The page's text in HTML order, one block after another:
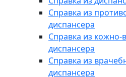
Справка из
диспансера
Справка из кожно-
диспансера
Справка из
диспансера